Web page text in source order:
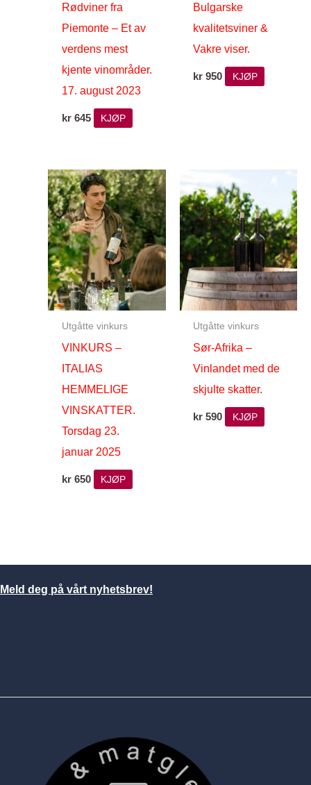
Rødviner fra
Piemonte – Et av
verdens mest
kjente vinområder.
17. august 2023
kr645 KJØP
Bulgarske
kvalitetsviner &
Vakre viser.
kr 950 KJØP
Utgåtte vinkurs
VINKURS –
ITALIAS
HEMMELIGE
VINSKATTER.
Torsdag 23.
januar 2025
kr650 KJØP
Utgåtte vinkurs
Sør-Afrika –
Vinlandet med de
skjulte skatter.
kr 590 KJØP
Meld deg på vårt nyhetsbrev!